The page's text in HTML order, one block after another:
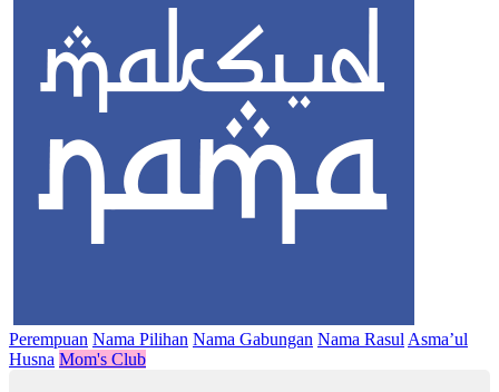
Perempuan Nama Pilihan Nama Gabungan Nama Rasul Asma’ul
Husna Mom's Club